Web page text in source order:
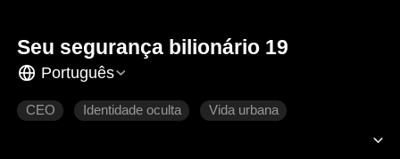
Seu segurança bilionário 19
Português
CEO Identidade oculta Vida urbana